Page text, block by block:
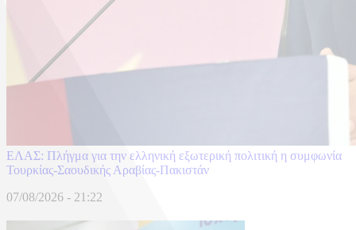
ΕΛΑΣ: Πλήγμα για την ελληνική εξωτερική πολιτική η συμφωνία
Τουρκίας-Σαουδικής Αραβίας-Πακιστάν
07/08/2026 - 21:22